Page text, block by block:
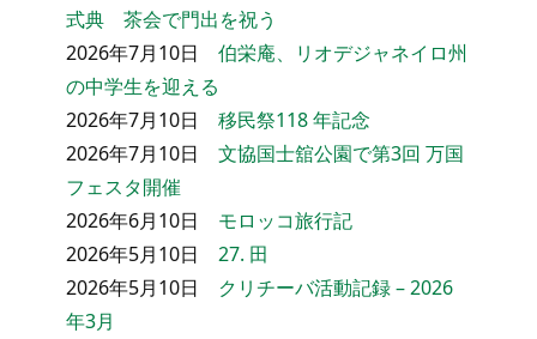
式典 茶会で門出を祝う
2026年7月10日 伯栄庵、リオデジャネイロ州
の中学生を迎える
2026年7月10日 移民祭118 年記念
2026年7月10日 文協国士舘公園で第3回 万国
フェスタ開催
2026年6月10日 モロッコ旅行記
2026年5月10日 27. 田
2026年5月10日 クリチーバ活動記録 – 2026
年3月